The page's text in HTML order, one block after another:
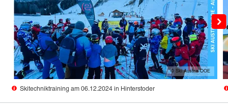
© Ski Austria OOE
Skitechniktraining am 06.12.2024 in Hinterstoder